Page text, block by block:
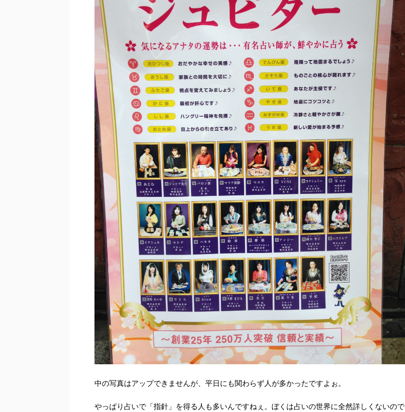
中の写真はアップできませんが、平日にも関わらず人が多かったですよぉ。
やっぱり占いで「指針」を得る人も多いんですねぇ。ぼくは占いの世界に全然詳しくないので